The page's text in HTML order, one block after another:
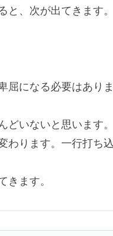
と、次が出てきます。
屈になる必要はありま
どいないと思います
ります。一行打ち
きます。